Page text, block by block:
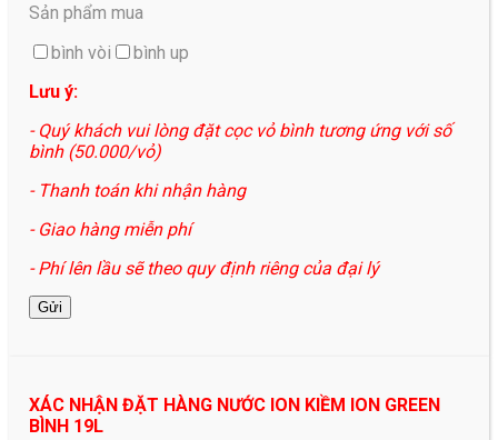
Sản phẩm mua
bình vòi
bình up
Lưu ý:
- Quý khách vui lòng đặt cọc vỏ bình tương ứng với số
bình (50.000/vỏ)
- Thanh toán khi nhận hàng
- Giao hàng miễn phí
- Phí lên lầu sẽ theo quy định riêng của đại lý
XÁC NHẬN ĐẶT HÀNG NƯỚC ION KIỀM ION GREEN
BÌNH 19L